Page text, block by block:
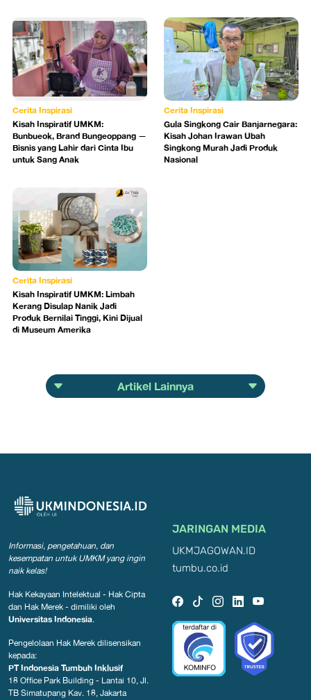
Cerita Inspirasi
Kisah Inspiratif UMKM:
Bunbueok, Brand Bungeoppang —
Bisnis yang Lahir dari Cinta Ibu
untuk Sang Anak
Cerita Inspirasi
Gula Singkong Cair Banjarnegara:
Kisah Johan Irawan Ubah
Singkong Murah Jadi Produk
Nasional
Cerita Inspirasi
Kisah Inspiratif UMKM: Limbah
Kerang Disulap Nanik Jadi
Produk Bernilai Tinggi, Kini Dijual
di Museum Amerika
Artikel Lainnya
Informasi, pengetahuan, dan
kesempatan untuk UMKM yang ingin
naik kelas!
Hak Kekayaan Intelektual - Hak Cipta
dan Hak Merek - dimiliki oleh
Universitas Indonesia.
Pengelolaan Hak Merek dilisensikan
kepada:
PT Indonesia Tumbuh Inklusif
18 Office Park Building - Lantai 10, Jl.
TB Simatupang Kav. 18, Jakarta
JARINGAN MEDIA
UKMJAGOWAN.ID
tumbu.co.id